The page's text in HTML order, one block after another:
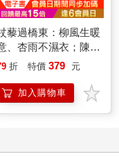
藜過橋東：柳風生暖
、杏雨不濕衣；陳亮
談以心轉境的適齡漫
折 特價 379 元
加入購物車